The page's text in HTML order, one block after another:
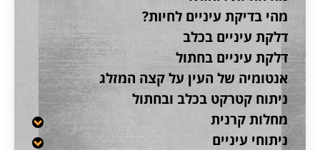
מהי בדיקת עיניים לחיות?
דלקת עיניים בכלב
דלקת עיניים בחתול
אנטומיה של העין על קצה המזלג
ניתוח קטרקט בכלב ובחתול
מחלות קרנית
ניתוחי עיניים